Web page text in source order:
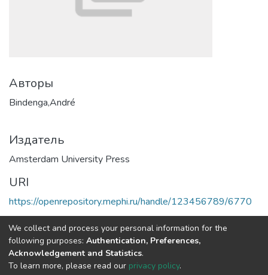
Авторы
Bindenga,André
Издатель
Amsterdam University Press
URI
https://openrepository.mephi.ru/handle/123456789/6770
Коллекции
Полная страница элемента
We collect and process your personal information for the
following purposes: Authentication, Preferences,
Acknowledgement and Statistics.
To learn more, please read our privacy policy.